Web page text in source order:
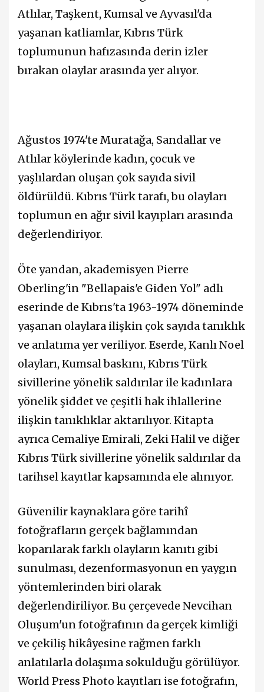
Atlılar, Taşkent, Kumsal ve Ayvasıl'da
yaşanan katliamlar, Kıbrıs Türk
toplumunun hafızasında derin izler
bırakan olaylar arasında yer alıyor.
Ağustos 1974'te Muratağa, Sandallar ve
Atlılar köylerinde kadın, çocuk ve
yaşlılardan oluşan çok sayıda sivil
öldürüldü. Kıbrıs Türk tarafı, bu olayları
toplumun en ağır sivil kayıpları arasında
değerlendiriyor.
Öte yandan, akademisyen Pierre
Oberling'in "Bellapais'e Giden Yol" adlı
eserinde de Kıbrıs'ta 1963-1974 döneminde
yaşanan olaylara ilişkin çok sayıda tanıklık
ve anlatıma yer veriliyor. Eserde, Kanlı Noel
olayları, Kumsal baskını, Kıbrıs Türk
sivillerine yönelik saldırılar ile kadınlara
yönelik şiddet ve çeşitli hak ihlallerine
ilişkin tanıklıklar aktarılıyor. Kitapta
ayrıca Cemaliye Emirali, Zeki Halil ve diğer
Kıbrıs Türk sivillerine yönelik saldırılar da
tarihsel kayıtlar kapsamında ele alınıyor.
Güvenilir kaynaklara göre tarihî
fotoğrafların gerçek bağlamından
koparılarak farklı olayların kanıtı gibi
sunulması, dezenformasyonun en yaygın
yöntemlerinden biri olarak
değerlendiriliyor. Bu çerçevede Nevcihan
Oluşum'un fotoğrafının da gerçek kimliği
ve çekiliş hikâyesine rağmen farklı
anlatılarla dolaşıma sokulduğu görülüyor.
World Press Photo kayıtları ise fotoğrafın,